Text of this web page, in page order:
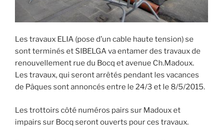
Les travaux ELIA (pose d’un cable haute tension) se
sont terminés et SIBELGA va entamer des travaux de
renouvellement rue du Bocq et avenue Ch.Madoux.
Les travaux, qui seront arrêtés pendant les vacances
de Pâques sont annoncés entre le 24/3 et le 8/5/2015.
Les trottoirs côté numéros pairs sur Madoux et
impairs sur Bocq seront ouverts pour ces travaux.